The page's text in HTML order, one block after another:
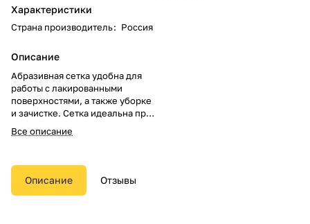
Характеристики
Страна производитель: Россия
Описание
Абразивная сетка удобна для
работы с лакированными
поверхностями, а также уборке
и зачистке. Сетка идеальна при
проведении малярно-
штукатурных работ. Главная из
сетки для шлифовки
поверхности - зернистость,
которая отражает размер
Все описание
Описание Отзывы